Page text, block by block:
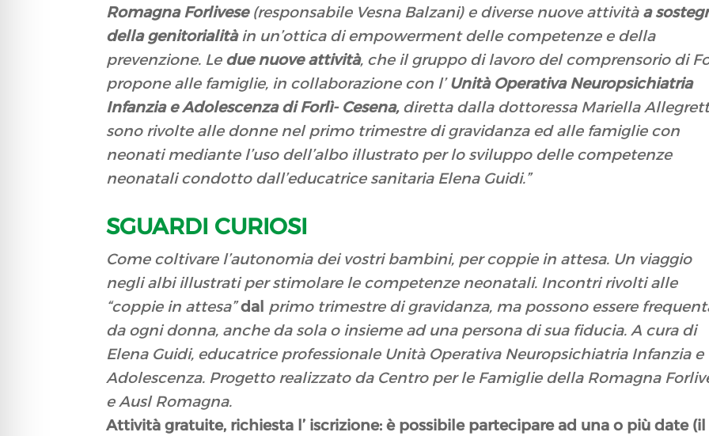
Romagna Forlivese (responsabile Vesna Balzani) e diverse nuove attività a
della genitorialitàin un’ottica diempowermentdelle competenze e della
prevenzione. Ledue nuove attività, che il gruppo di lavoro del comprensorio di
propone alle famiglie, in collaborazione con l’Unità Operativa Neuropsichiatria
Infanzia e Adolescenza di Forlì- Cesena,diretta dalla dottoressa Mariella
sono rivolte alle donne nel primo trimestre di gravidanza ed alle famiglie con
neonatimediante l’uso dell’albo illustrato per lo sviluppo delle competenze
neonatali condotto dall’educatrice sanitaria Elena Guidi.”
SGUARDI CURIOSI
Come coltivare l’autonomia dei vostri bambini, per coppie in attesa. Un viaggio
negli albi illustrati per stimolare le competenze neonatali. Incontri rivolti alle
“coppie in attesa”dal primo trimestre di gravidanza, ma possono essere
da ogni donna, anche da sola o insieme ad una persona di sua fiducia. A cura di
Elena Guidi, educatrice professionale Unità Operativa Neuropsichiatria Infanzia e
Adolescenza. Progetto realizzato da Centro per le Famiglie della Romagna
e Ausl Romagna.
Attività gratuite, richiesta l’ iscrizione: è possibile partecipare ad una o più date (il